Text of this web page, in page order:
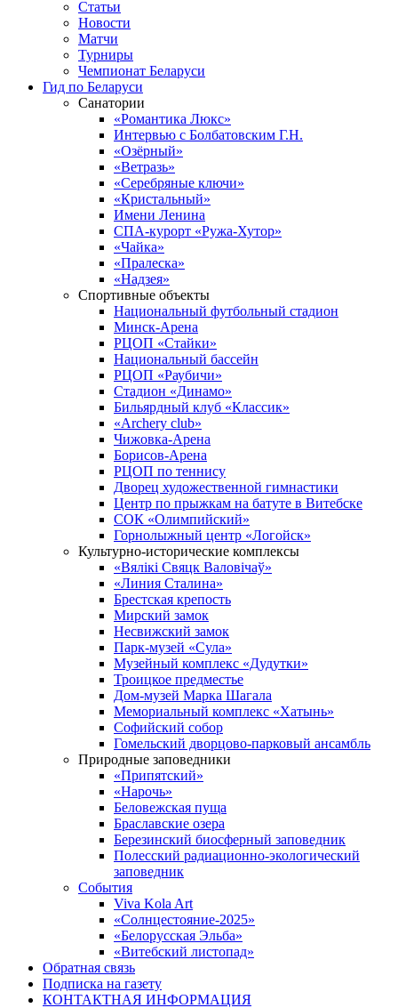
Статьи
Новости
Матчи
Турниры
Чемпионат Беларуси
Гид по Беларуси
Санатории
«Романтика Люкс»
Интервью с Болбатовским Г.Н.
«Озёрный»
«Ветразь»
«Серебряные ключи»
«Кристальный»
Имени Ленина
СПА-курорт «Ружа-Хутор»
«Чайка»
«Пралеска»
«Надзея»
Спортивные объекты
Национальный футбольный стадион
Минск-Арена
РЦОП «Стайки»
Национальный бассейн
РЦОП «Раубичи»
Стадион «Динамо»
Бильярдный клуб «Классик»
«Archery club»
Чижовка-Арена
Борисов-Арена
РЦОП по теннису
Дворец художественной гимнастики
Центр по прыжкам на батуте в Витебске
СОК «Олимпийский»
Горнолыжный центр «Логойск»
Культурно-исторические комплексы
«Вялікі Свяцк Валовічаў»
«Линия Сталина»
Брестская крепость
Мирский замок
Несвижский замок
Парк-музей «Сула»
Музейный комплекс «Дудутки»
Троицкое предместье
Дом-музей Марка Шагала
Мемориальный комплекс «Хатынь»
Софийский собор
Гомельский дворцово-парковый ансамбль
Природные заповедники
«Припятский»
«Нарочь»
Беловежская пуща
Браславские озера
Березинский биосферный заповедник
Полесский радиационно-экологический
заповедник
События
Viva Kola Art
«Солнцестояние-2025»
«Белорусская Эльба»
«Витебский листопад»
Обратная связь
Подписка на газету
КОНТАКТНАЯ ИНФОРМАЦИЯ